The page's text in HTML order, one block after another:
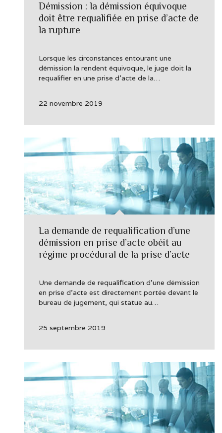
Démission : la démission équivoque
doit être requalifiée en prise d’acte de
la rupture
Lorsque les circonstances entourant une
démission la rendent équivoque, le juge doit la
requalifier en une prise d’acte de la…
22 novembre 2019
La demande de requalification d’une
démission en prise d’acte obéit au
régime procédural de la prise d’acte
Une demande de requalification d’une démission
en prise d’acte est directement portée devant le
bureau de jugement, qui statue au…
25 septembre 2019